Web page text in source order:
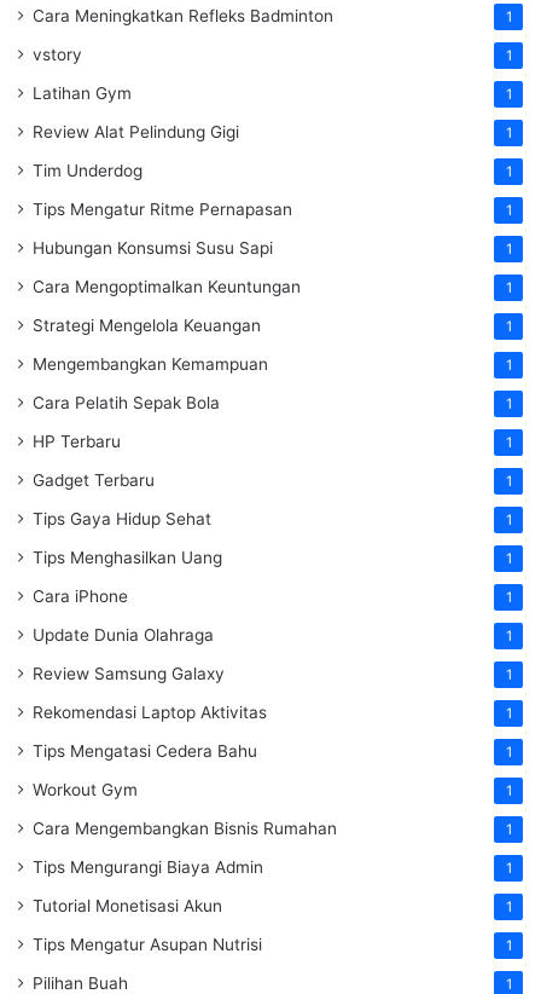
Cara Meningkatkan Refleks Badminton 1
vstory 1
Latihan Gym 1
Review Alat Pelindung Gigi 1
Tim Underdog 1
Tips Mengatur Ritme Pernapasan 1
Hubungan Konsumsi Susu Sapi 1
Cara Mengoptimalkan Keuntungan 1
Strategi Mengelola Keuangan 1
Mengembangkan Kemampuan 1
Cara Pelatih Sepak Bola 1
HP Terbaru 1
Gadget Terbaru 1
Tips Gaya Hidup Sehat 1
Tips Menghasilkan Uang 1
Cara iPhone 1
Update Dunia Olahraga 1
Review Samsung Galaxy 1
Rekomendasi Laptop Aktivitas 1
Tips Mengatasi Cedera Bahu 1
Workout Gym 1
Cara Mengembangkan Bisnis Rumahan 1
Tips Mengurangi Biaya Admin 1
Tutorial Monetisasi Akun 1
Tips Mengatur Asupan Nutrisi 1
Pilihan Buah 1